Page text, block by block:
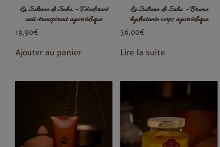
La Sultane de Saba – Déodorant
anti-transpirant ayurvédique
19,90€
Ajouter au panier
La Sultane de Saba – Brume
hydratante corps ayurvédique
36,00€
Lire la suite